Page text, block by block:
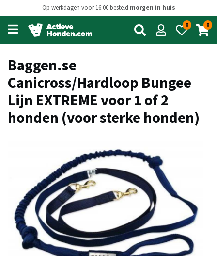
Op werkdagen voor 16:00 besteld morgen in huis
Open
main
menu
0 0
Baggen.se
Canicross/Hardloop Bungee
Lijn EXTREME voor 1 of 2
honden (voor sterke honden)